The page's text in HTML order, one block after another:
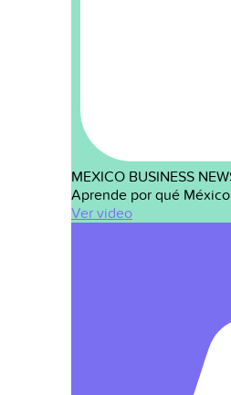
MEXICO BUSINESS
Aprende por qué
Ver video